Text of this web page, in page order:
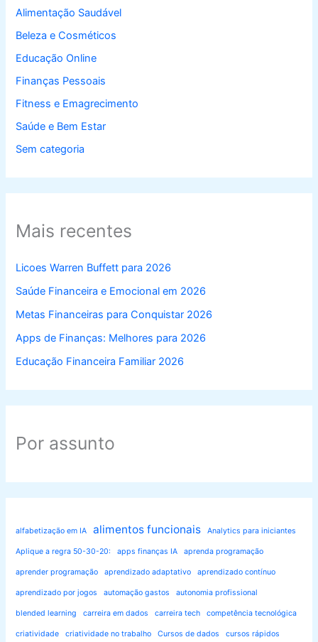
Alimentação Saudável
Beleza e Cosméticos
Educação Online
Finanças Pessoais
Fitness e Emagrecimento
Saúde e Bem Estar
Sem categoria
Mais recentes
Licoes Warren Buffett para 2026
Saúde Financeira e Emocional em 2026
Metas Financeiras para Conquistar 2026
Apps de Finanças: Melhores para 2026
Educação Financeira Familiar 2026
Por assunto
alfabetização em IA alimentos funcionais Analytics para iniciantes
Aplique a regra 50-30-20: apps finanças IA aprenda programação
aprender programação aprendizado adaptativo aprendizado contínuo
aprendizado por jogos automação gastos autonomia profissional
blended learning carreira em dados carreira tech competência tecnológica
criatividade criatividade no trabalho Cursos de dados cursos rápidos